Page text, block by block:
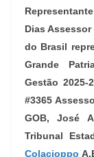
Dias
do Brasil
Grande
Gestão 2025-
#3365
GOB, José
Tribunal
Colacioppo